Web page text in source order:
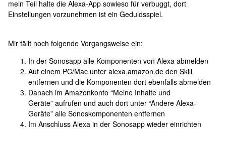
mein Teil halte die Alexa-App sowieso für verbuggt, dort
Einstellungen vorzunehmen ist ein Geduldsspiel.
Mir fällt noch folgende Vorgangsweise ein:
In der Sonosapp alle Komponenten von Alexa abmelden
Auf einem PC/Mac unter alexa.amazon.de den Skill
entfernen und die Komponenten dort ebenfalls abmelden
Danach im Amazonkonto “Meine Inhalte und
Geräte” aufrufen und auch dort unter “Andere Alexa-
Geräte” alle Sonoskomponenten entfernen
Im Anschluss Alexa in der Sonosapp wieder einrichten